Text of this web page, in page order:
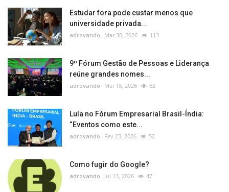
Estudar fora pode custar menos que
universidade privada...
adrovando Mar 30, 2026 113
9º Fórum Gestão de Pessoas e Liderança
reúne grandes nomes...
adrovando Mai 18, 2026 62
Lula no Fórum Empresarial Brasil-Índia:
“Eventos como este...
adrovando Fev 23, 2026 52
Como fugir do Google?
adrovando Jul 13, 2026 47